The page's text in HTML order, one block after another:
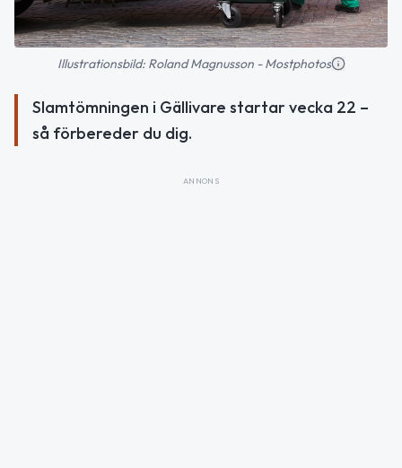
Illustrationsbild: Roland Magnusson - Mostphotos
Slamtömningen i Gällivare startar vecka 22 –
så förbereder du dig.
ANNONS